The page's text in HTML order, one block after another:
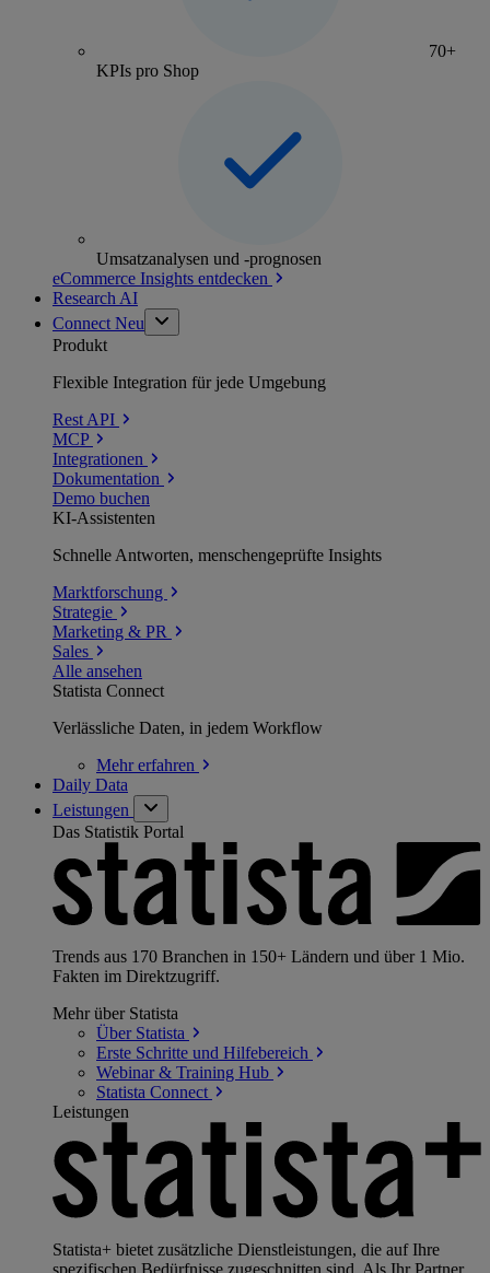
70+
KPIs pro Shop
Umsatzanalysen und -prognosen
eCommerce Insights entdecken
Research AI
Connect Neu
Produkt
Flexible Integration für jede Umgebung
Rest API
MCP
Integrationen
Dokumentation
Demo buchen
KI-Assistenten
Schnelle Antworten, menschengeprüfte Insights
Marktforschung
Strategie
Marketing & PR
Sales
Alle ansehen
Statista Connect
Verlässliche Daten, in jedem Workflow
Mehrerfahren
Daily Data
Leistungen
Das Statistik Portal
Trends aus 170 Branchen in 150+ Ländern und über 1 Mio.
Fakten im Direktzugriff.
Mehr über Statista
Über Statista
Erste Schritte und Hilfebereich
Webinar & Training Hub
Statista Connect
Leistungen
Statista+ bietet zusätzliche Dienstleistungen, die auf Ihre
spezifischen Bedürfnisse zugeschnitten sind. Als Ihr Partner